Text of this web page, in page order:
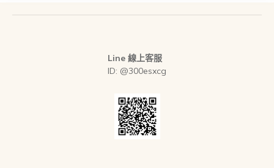
Line 線上客服
ID: @300esxcg